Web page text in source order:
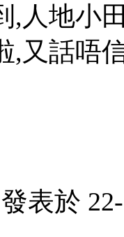
,人地小
,又話唔
表於